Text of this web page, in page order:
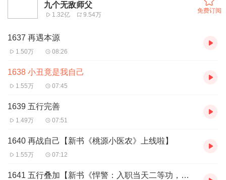
九个无敌师父
1.32亿 9.54万
免费订阅
1637 再遇本源
1.50万 08:26
1638 小丑竟是我自己
1.55万 07:45
1639 五行完善
1.49万 07:51
1640 再战自己【新书《桃源小医农》上线啦】
1.55万 07:12
1641 五行叠加【新书《悍警：入职当天二等功，你管这叫实习生》上线啦】